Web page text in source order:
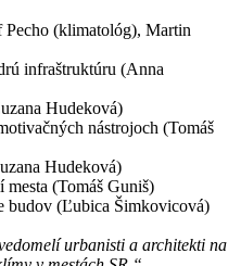
Pecho (klimatológ), Martin
infraštruktúru (Anna
Hudeková)
nástrojoch (Tomáš
Hudeková)
(Tomáš Guniš)
budov (Ľubica Šimkovicová)
urbanisti a architekti na